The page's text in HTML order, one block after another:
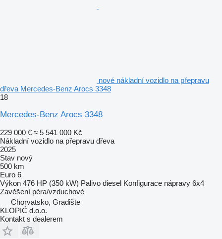
nové nákladní vozidlo na přepravu
dřeva Mercedes-Benz Arocs 3348
18
Mercedes-Benz Arocs 3348
229 000 € ≈ 5 541 000 Kč
Nákladní vozidlo na přepravu dřeva
2025
Stav nový
500 km
Euro 6
Výkon 476 HP (350 kW) Palivo diesel Konfigurace nápravy 6x4
Zavěšení péra/vzduchové
Chorvatsko, Gradište
KLOPIĆ d.o.o.
Kontakt s dealerem